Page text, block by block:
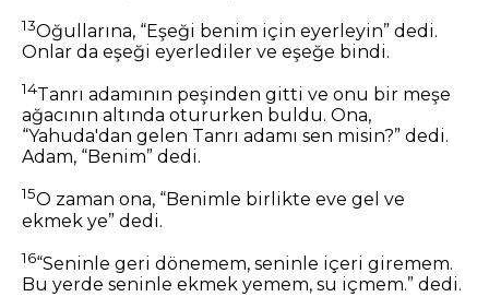
13Oğullarına, “Eşeği benim için eyerleyin” dedi.
Onlar da eşeği eyerlediler ve eşeğe bindi.
14Tanrı adamının peşinden gitti ve onu bir meşe
ağacının altında otururken buldu. Ona,
“Yahuda'dan gelen Tanrı adamı sen misin?” dedi.
Adam, “Benim” dedi.
15O zaman ona, “Benimle birlikte eve gel ve
ekmek ye” dedi.
16“Seninle geri dönemem, seninle içeri giremem.
Bu yerde seninle ekmek yemem, su içmem.” dedi.